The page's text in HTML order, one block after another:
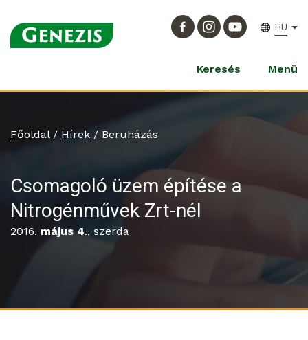
HU
Keresés Menü
Főoldal/ Hírek / Beruházás
Csomagoló üzem építése a
Nitrogénművek Zrt-nél
2016. május 4., szerda